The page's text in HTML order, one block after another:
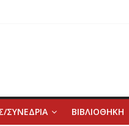
ΣΥΝΕΔΡΙΑ ΒΙΒΛΙΟΘΗΚΗ